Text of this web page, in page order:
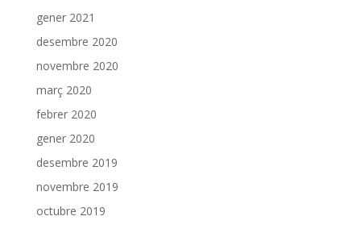
gener 2021
desembre 2020
novembre 2020
març 2020
febrer 2020
gener 2020
desembre 2019
novembre 2019
octubre 2019